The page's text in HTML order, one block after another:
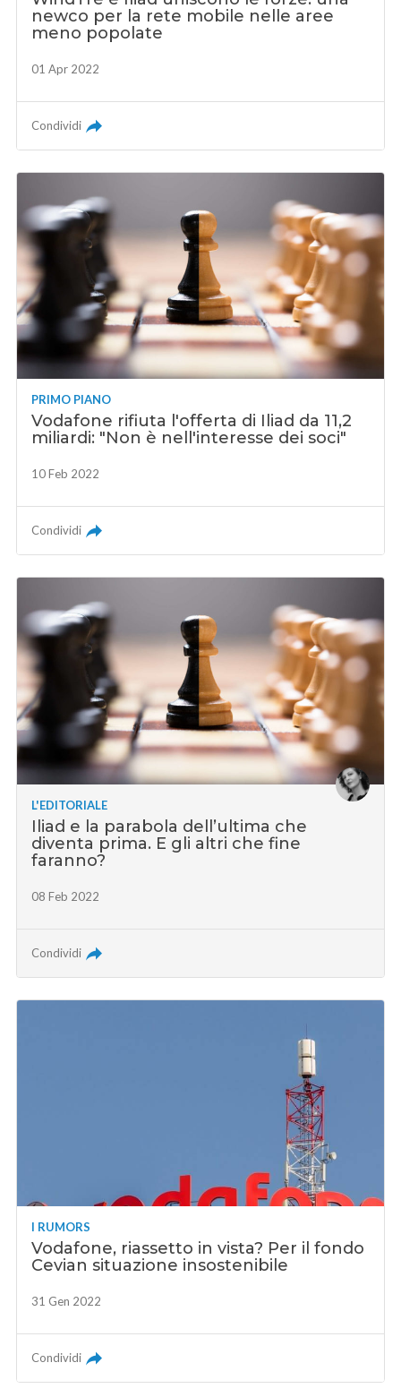
newco per la rete mobile nelle aree
meno popolate
01 Apr 2022
Condividi
PRIMO PIANO
Vodafone rifiuta l'offerta di Iliad da 11,2
miliardi: "Non è nell'interesse dei soci"
10 Feb 2022
Condividi
L'EDITORIALE
Iliad e la parabola dell’ultima che
diventa prima. E gli altri che fine
faranno?
08 Feb 2022
Condividi
I RUMORS
Vodafone, riassetto in vista? Per il fondo
Cevian situazione insostenibile
31 Gen 2022
Condividi